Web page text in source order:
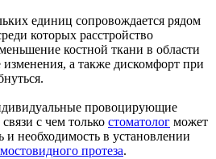
единиц сопровождается рядом
которых расстройство
костной ткани в области
изменения, а также дискомфорт при
провоцирующие
с чем только стоматолог может
и необходимость в установлении
мостовидного протеза.